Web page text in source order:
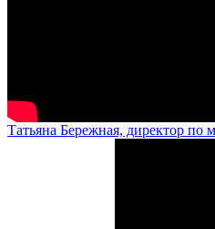
Татьяна Бережная, директор по